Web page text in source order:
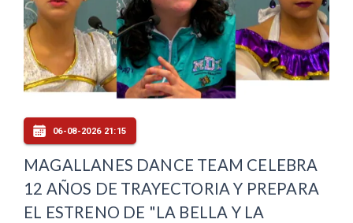
06-08-2026 21:15
MAGALLANES DANCE TEAM CELEBRA
12 AÑOS DE TRAYECTORIA Y PREPARA
EL ESTRENO DE "LA BELLA Y LA